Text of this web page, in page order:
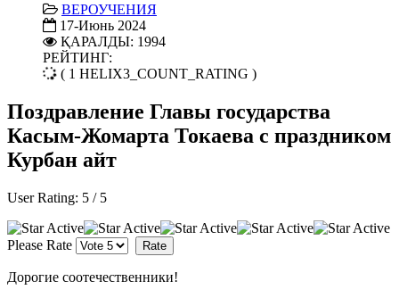
ВЕРОУЧЕНИЯ
17-Июнь 2024
ҚАРАЛДЫ: 1994
РЕЙТИНГ:
( 1 HELIX3_COUNT_RATING )
Поздравление Главы государства
Касым-Жомарта Токаева с праздником
Курбан айт
User Rating: 5 / 5
Please Rate
Дорогие соотечественники!